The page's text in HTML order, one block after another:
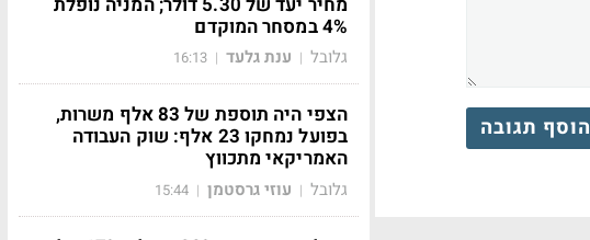
הוסף תגובה
4% במסחר המוקדם
גלובל | ענת גלעד |
16:13
הצפי היה תוספת של 83 אלף משרות,
בפועל נמחקו 23 אלף: שוק העבודה
האמריקאי מתכווץ
גלובל | עוזי גרסטמן |
15:44